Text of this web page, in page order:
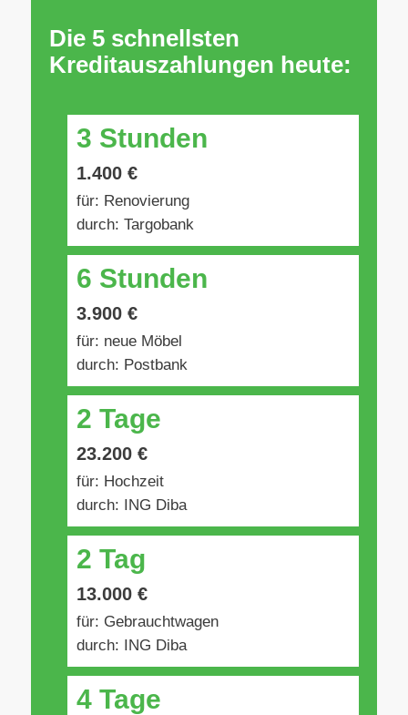
Die 5 schnellsten
Kreditauszahlungen heute:
3 Stunden
1.400 €
für: Renovierung
durch: Targobank
6 Stunden
3.900 €
für: neue Möbel
durch: Postbank
2 Tage
23.200 €
für: Hochzeit
durch: ING Diba
2 Tag
13.000 €
für: Gebrauchtwagen
durch: ING Diba
4 Tage